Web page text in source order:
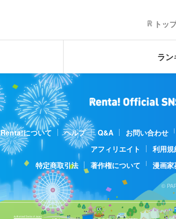
トッ
ラン
Renta!について ヘルプ Q&A お問い合わせ
アフィリエイト
利用規
特定商取引法
著作権について 漫画家
©